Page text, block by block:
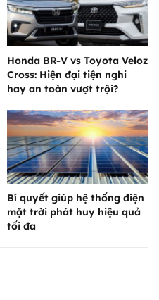
Honda BR-V vs Toyota Veloz
Cross: Hiện đại tiện nghi
hay an toàn vượt trội?
Bí quyết giúp hệ thống điện
mặt trời phát huy hiệu quả
tối đa